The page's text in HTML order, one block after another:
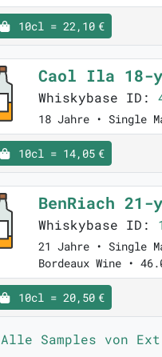
10cl = 22,10 €
Caol Ila 18-
Whiskybase ID:
18 Jahre • Single
10cl = 14,05 €
BenRiach
Whiskybase ID:
21 Jahre • Single
Bordeaux Wine •
10cl = 20,50 €
Alle Samples von